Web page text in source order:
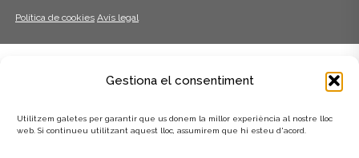
Gestiona el consentiment
Utilitzem galetes per garantir que us donem la millor experiència al nostre lloc
web. Si continueu utilitzant aquest lloc, assumirem que hi esteu d'acord.
Política de cookies Avís legal